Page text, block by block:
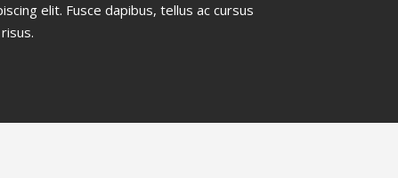
elit. Fusce dapibus, tellus ac cursus